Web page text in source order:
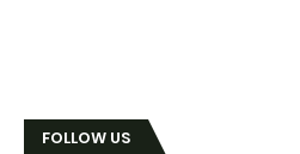
FOLLOW US